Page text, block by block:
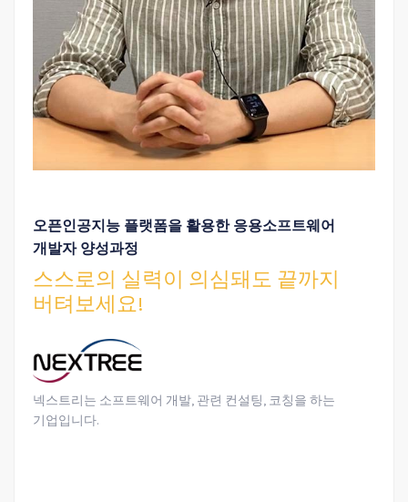
오픈인공지능 플랫폼을 활용한 응용소프트웨어
개발자 양성과정
스스로의 실력이 의심돼도 끝까지
버텨보세요!
넥스트리는 소프트웨어 개발, 관련 컨설팅, 코칭을 하는
기업입니다.